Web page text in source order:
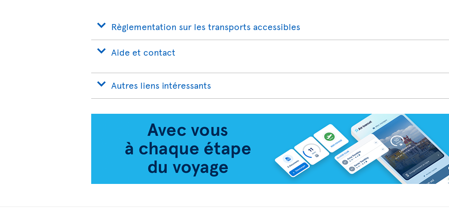
Règlementation sur les transports accessibles
Aide et contact
Autres liens intéressants